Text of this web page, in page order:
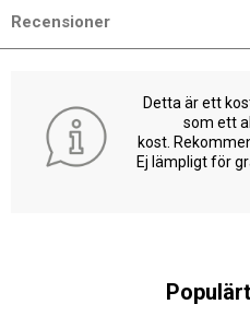
Recensioner
Detta är ett
som ett
kost.
Ej lämpligt för